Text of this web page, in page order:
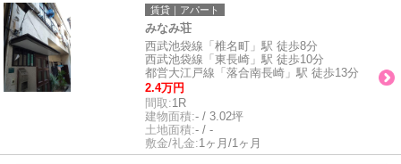
賃貸｜アパート
みなみ荘
西武池袋線「椎名町」駅 徒歩8分
西武池袋線「東長崎」駅 徒歩10分
都営大江戸線「落合南長崎」駅 徒歩13分
2.4万円
間取:1R
建物面積:- / 3.02坪
土地面積:- / -
敷金/礼金:1ヶ月/1ヶ月